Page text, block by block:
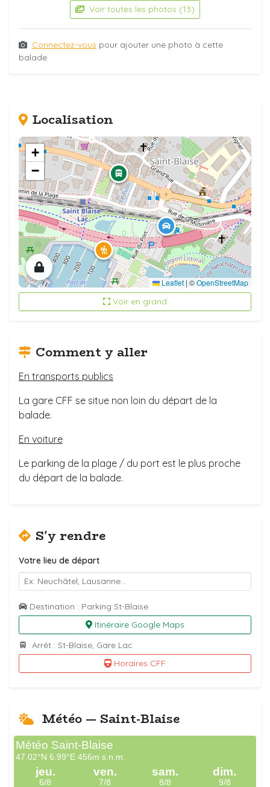
Voir toutes les photos (13)
Connectez-vous pour ajouter une photo à cette
balade.
Localisation
+
−
Leaflet | ©OpenStreetMap
Voir en grand
Comment y aller
En transports publics
La gare CFF se situe non loin du départ de la
balade.
En voiture
Le parking de la plage / du port est le plus proche
du départ de la balade.
S'y rendre
Votre lieu de départ
Destination : Parking St-Blaise
Itinéraire Google Maps
Arrêt : St-Blaise, Gare Lac
Horaires CFF
Météo — Saint-Blaise